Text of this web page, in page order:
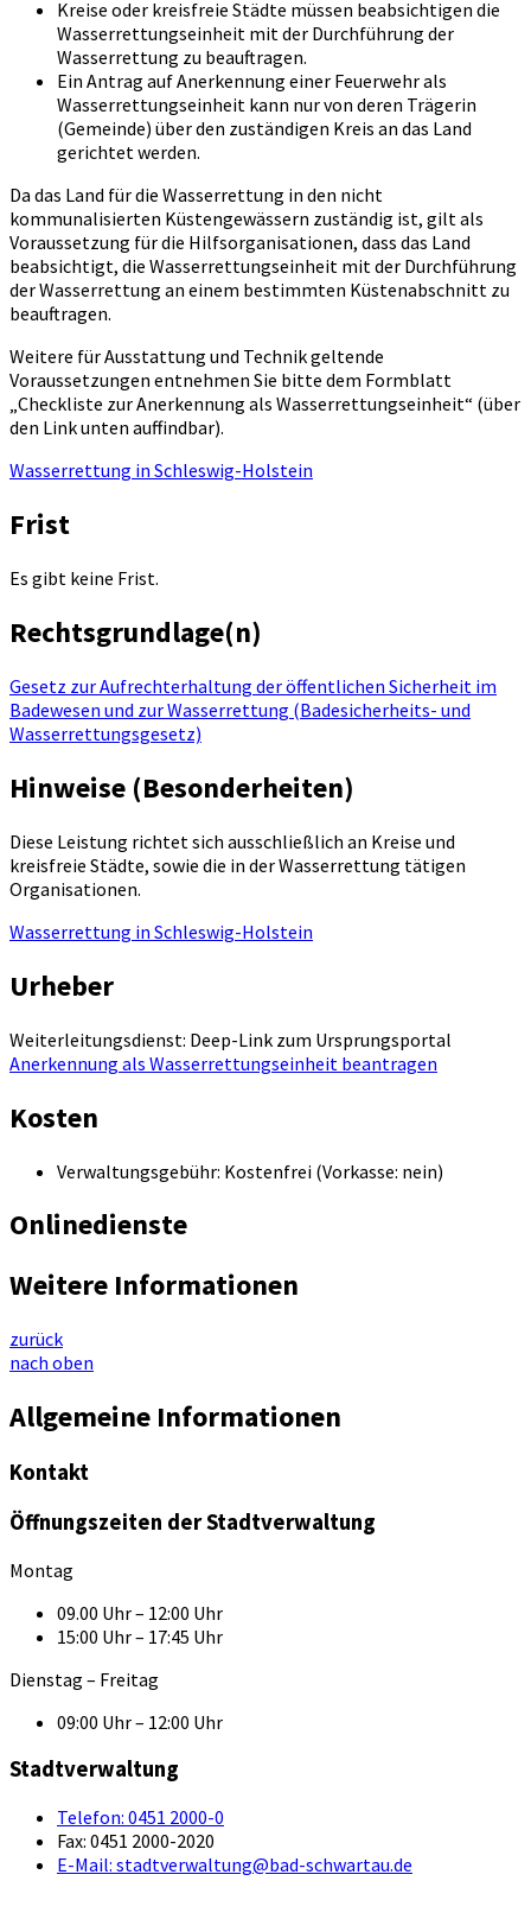
Kreise oder kreisfreie Städte müssen beabsichtigen die
Wasserrettungseinheit mit der Durchführung der
Wasserrettung zu beauftragen.
Ein Antrag auf Anerkennung einer Feuerwehr als
Wasserrettungseinheit kann nur von deren Trägerin
(Gemeinde) über den zuständigen Kreis an das Land
gerichtet werden.
Da das Land für die Wasserrettung in den nicht
kommunalisierten Küstengewässern zuständig ist, gilt als
Voraussetzung für die Hilfsorganisationen, dass das Land
beabsichtigt, die Wasserrettungseinheit mit der Durchführung
der Wasserrettung an einem bestimmten Küstenabschnitt zu
beauftragen.
Weitere für Ausstattung und Technik geltende
Voraussetzungen entnehmen Sie bitte dem Formblatt
„Checkliste zur Anerkennung als Wasserrettungseinheit“ (über
den Link unten auffindbar).
Wasserrettung in Schleswig-Holstein
Frist
Es gibt keine Frist.
Rechtsgrundlage(n)
Gesetz zur Aufrechterhaltung der öffentlichen Sicherheit im
Badewesen und zur Wasserrettung (Badesicherheits- und
Wasserrettungsgesetz)
Hinweise (Besonderheiten)
Diese Leistung richtet sich ausschließlich an Kreise und
kreisfreie Städte, sowie die in der Wasserrettung tätigen
Organisationen.
Wasserrettung in Schleswig-Holstein
Urheber
Weiterleitungsdienst: Deep-Link zum Ursprungsportal
Anerkennung als Wasserrettungseinheit beantragen
Kosten
Verwaltungsgebühr: Kostenfrei (Vorkasse: nein)
Onlinedienste
Weitere Informationen
zurück
nach oben
Allgemeine Informationen
Kontakt
Öffnungszeiten der Stadtverwaltung
Montag
09.00 Uhr – 12:00 Uhr
15:00 Uhr – 17:45 Uhr
Dienstag – Freitag
09:00 Uhr – 12:00 Uhr
Stadtverwaltung
Telefon: 0451 2000-0
Fax: 0451 2000-2020
E-Mail: stadtverwaltung@bad-schwartau.de